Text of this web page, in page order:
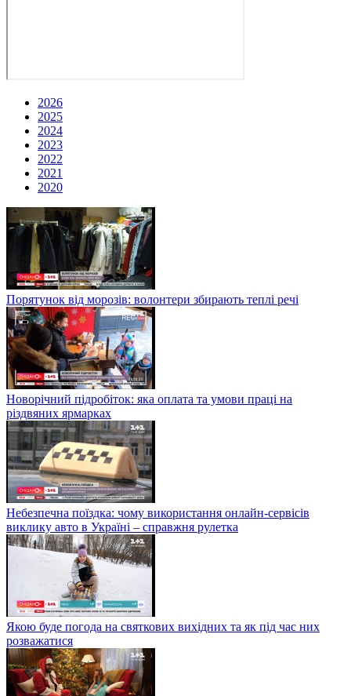
2026
2025
2024
2023
2022
2021
2020
Порятунок від морозів: волонтери збирають теплі речі
Новорічний підробіток: яка оплата та умови праці на
різдвяних ярмарках
Небезпечна поїздка: чому використання онлайн-сервісів
виклику авто в Україні – справжня рулетка
Якою буде погода на святкових вихідних та як під час них
розважатися